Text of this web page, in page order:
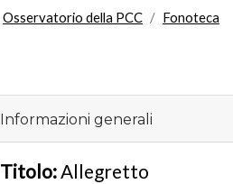
Osservatorio della PCC Fonoteca
Informazioni generali
Titolo:Allegretto